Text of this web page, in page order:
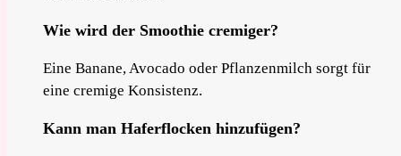
Wie wird der Smoothie cremiger?
Eine Banane, Avocado oder Pflanzenmilch sorgt für
eine cremige Konsistenz.
Kann man Haferflocken hinzufügen?